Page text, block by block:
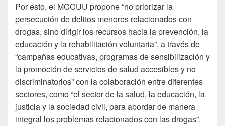
Por esto, el MCCUU propone “no priorizar la
persecución de delitos menores relacionados con
drogas, sino dirigir los recursos hacia la prevención, la
educación y la rehabilitación voluntaria”, a través de
“campañas educativas, programas de sensibilización y
la promoción de servicios de salud accesibles y no
discriminatorios” con la colaboración entre diferentes
sectores, como “el sector de la salud, la educación, la
justicia y la sociedad civil, para abordar de manera
integral los problemas relacionados con las drogas”.